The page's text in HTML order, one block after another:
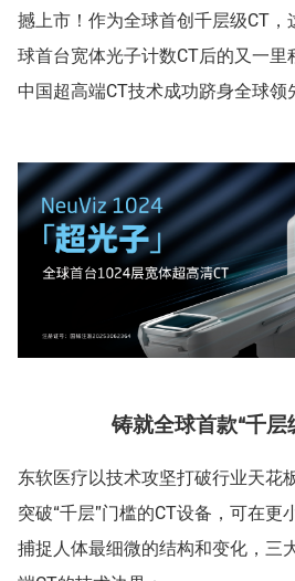
撼上市！作为全球首创千层级CT，
球首台宽体光子计数CT后的又一
中国超高端CT技术成功跻身全球领
铸就全球首款“千层
东软医疗以技术攻坚打破行业天花
突破“千层”门槛的CT设备，可在更
捕捉人体最细微的结构和变化，三